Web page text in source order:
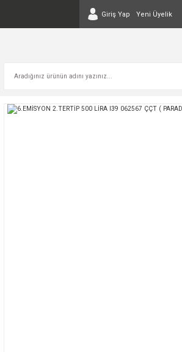
Giriş Yap Yeni Üyelik